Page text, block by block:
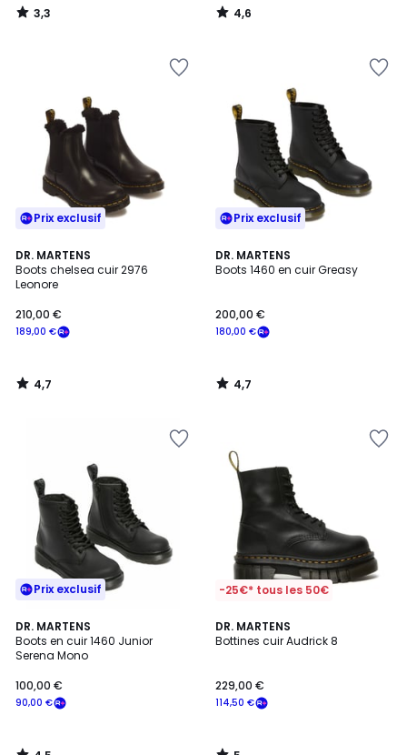
3,3
/
4,6
/
Prix exclusif
DR. MARTENS
Boots chelsea cuir 2976
Leonore
189,00 €
210,00 €
4,7
/ 5
4,7
/
Prix exclusif
DR. MARTENS
Boots 1460 en cuir Greasy
180,00 €
200,00 €
4,7
/ 5
4,7
/
Prix exclusif
DR. MARTENS
Boots en cuir 1460 Junior
Serena Mono
90,00 €
100,00 €
4,5
/ 5
-25€* tous les 50€
DR. MARTENS
Bottines cuir Audrick 8
114,50 €
229,00 €
5
/